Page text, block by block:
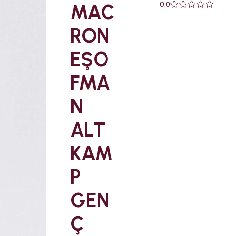
MAC
RON
EŞO
FMA
N
ALT
KAM
P
GEN
Ç
0.0